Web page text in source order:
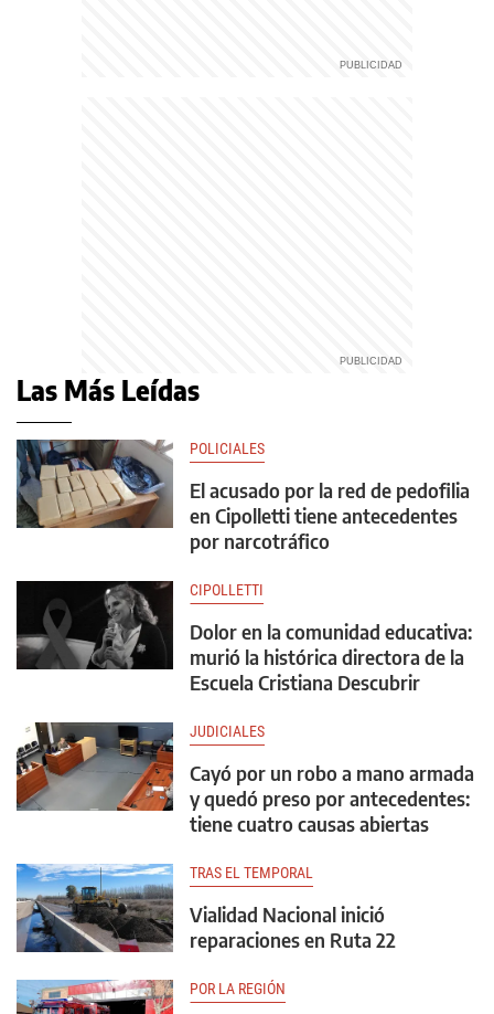
Las Más Leídas
POLICIALES
El acusado por la red de pedofilia
en Cipolletti tiene antecedentes
por narcotráfico
CIPOLLETTI
Dolor en la comunidad educativa:
murió la histórica directora de la
Escuela Cristiana Descubrir
JUDICIALES
Cayó por un robo a mano armada
y quedó preso por antecedentes:
tiene cuatro causas abiertas
TRAS EL TEMPORAL
Vialidad Nacional inició
reparaciones en Ruta 22
POR LA REGIÓN